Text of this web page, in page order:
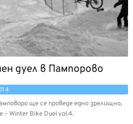
дуел в Пампорово
ще се проведе едно зрелищно,
Winter Bike Duel vol.4.